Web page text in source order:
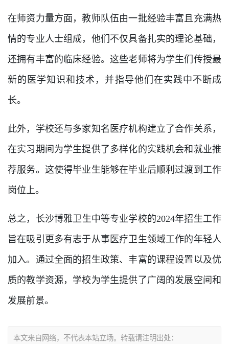
在师资力量方面，教师队伍由一批经验丰富且充满热
情的专业人士组成，他们不仅具备扎实的理论基础，
还拥有丰富的临床经验。这些老师将为学生们传授最
新的医学知识和技术，并指导他们在实践中不断成
长。
此外，学校还与多家知名医疗机构建立了合作关系，
在实习期间为学生提供了多样化的实践机会和就业推
荐服务。这使得毕业生能够在毕业后顺利过渡到工作
岗位上。
总之，长沙博雅卫生中等专业学校的2024年招生工作
旨在吸引更多有志于从事医疗卫生领域工作的年轻人
加入。通过全面的招生政策、丰富的课程设置以及优
质的教学资源，学校为学生提供了广阔的发展空间和
发展前景。
本文来自网络，不代表本站立场。转载请注明出处：